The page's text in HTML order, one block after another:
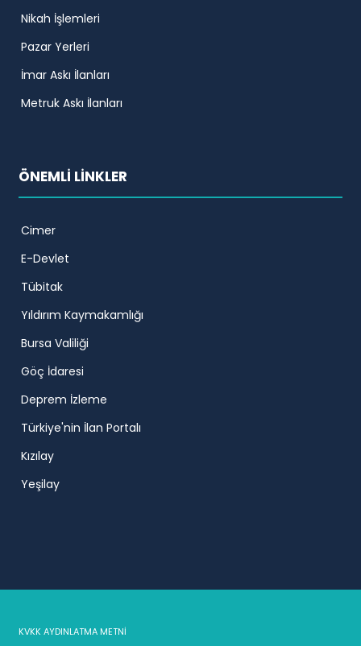
Nikah İşlemleri
Pazar Yerleri
İmar Askı İlanları
Metruk Askı İlanları
ÖNEMLİ LİNKLER
Cimer
E-Devlet
Tübitak
Yıldırım Kaymakamlığı
Bursa Valiliği
Göç İdaresi
Deprem İzleme
Türkiye'nin İlan Portalı
Kızılay
Yeşilay
KVKK AYDINLATMA METNİ